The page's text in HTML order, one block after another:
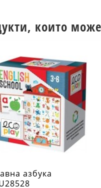
които
азбука